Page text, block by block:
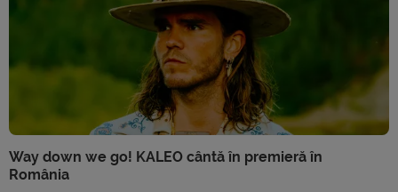
Way down we go! KALEO cântă în premieră în
România